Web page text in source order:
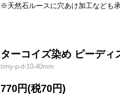
※天然石ルースに穴あけ加工なども
ターコイズ染め ピーデ
timy-p-d-10-40mm
770円(税70円)